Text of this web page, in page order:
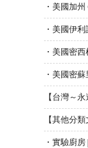
・美國加
・美國伊
・美國密
・美國密
【台灣～永
【其他分類
・實驗廚